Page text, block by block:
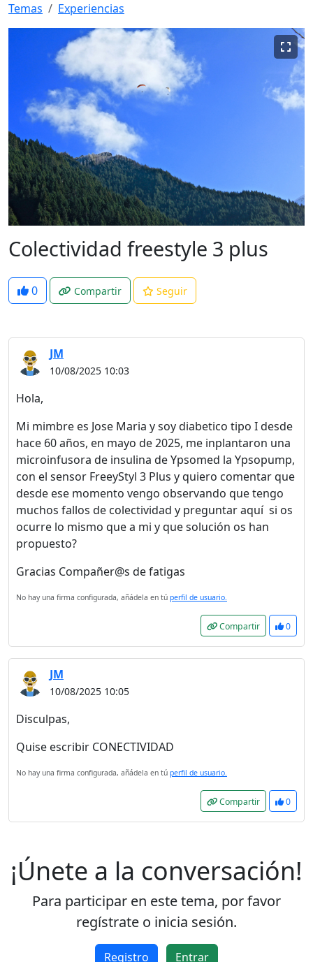
Temas Experiencias
Colectividad freestyle 3 plus
0 Compartir Seguir
JM
10/08/2025 10:03
Hola,
Mi mimbre es Jose Maria y soy diabetico tipo I desde
hace 60 años, en mayo de 2025, me inplantaron una
microinfusora de insulina de Ypsomed la Ypsopump,
con el sensor FreeyStyl 3 Plus y quiero comentar que
desde ese momento vengo observando que tengo
muchos fallos de colectividad y preguntar aquí si os
ocurre lo mismo que a mi y que solución os han
propuesto?
Gracias Compañer@s de fatigas
No hay una firma configurada, añádela en tú perfil de usuario.
Compartir 0
JM
10/08/2025 10:05
Disculpas,
Quise escribir CONECTIVIDAD
No hay una firma configurada, añádela en tú perfil de usuario.
Compartir 0
¡Únete a la conversación!
Para participar en este tema, por favor
regístrate o inicia sesión.
Registro Entrar
¡Bienvenido! Antes de
continuar...